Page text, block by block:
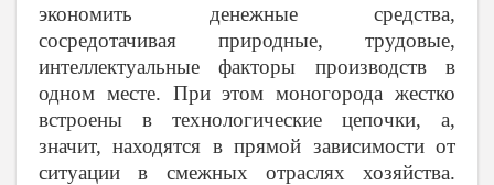
экономить денежные средства,
сосредотачивая природные, трудовые,
интеллектуальные факторы производств в
одном месте. При этом моногорода жестко
встроены в технологические цепочки, а,
значит, находятся в прямой зависимости от
ситуации в смежных отраслях хозяйства.